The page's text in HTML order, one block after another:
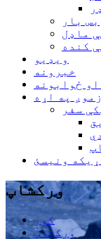
بس بار
ماډل
کنده
ویډیو
خبرونه
ځوابونه
زموږ په اړه
سفر
ونیسئ
ورکشاپ
کور
ورکشاپ